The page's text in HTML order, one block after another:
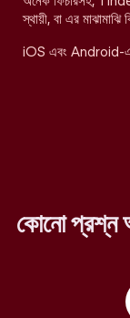
স্থায়ী, বা এর মাঝামাঝি
iOS এবং Android-
কোনো প্রশ্ন